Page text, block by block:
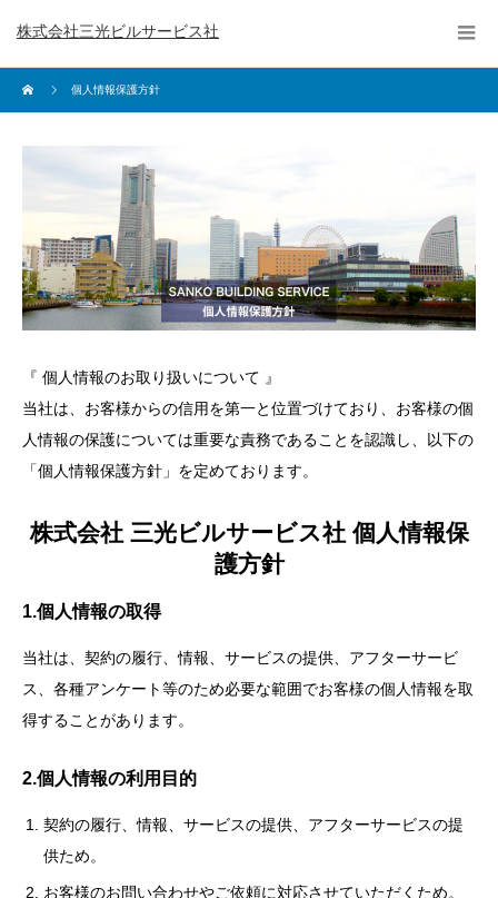
株式会社三光ビルサービス社
個人情報保護方針
『 個人情報のお取り扱いについて 』
当社は、お客様からの信用を第一と位置づけており、お客様の個
人情報の保護については重要な責務であることを認識し、以下の
「個人情報保護方針」を定めております。
株式会社 三光ビルサービス社 個人情報保
護方針
1.個人情報の取得
当社は、契約の履行、情報、サービスの提供、アフターサービ
ス、各種アンケート等のため必要な範囲でお客様の個人情報を取
得することがあります。
2.個人情報の利用目的
契約の履行、情報、サービスの提供、アフターサービスの提
供ため。
お客様のお問い合わせやご依頼に対応させていただくため。